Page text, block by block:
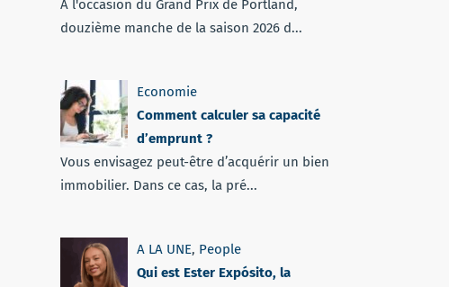
À l'occasion du Grand Prix de Portland,
douzième manche de la saison 2026 d...
Economie
Comment calculer sa capacité
d’emprunt ?
Vous envisagez peut-être d’acquérir un bien
immobilier. Dans ce cas, la pré...
A LA UNE, People
Qui est Ester Expósito, la